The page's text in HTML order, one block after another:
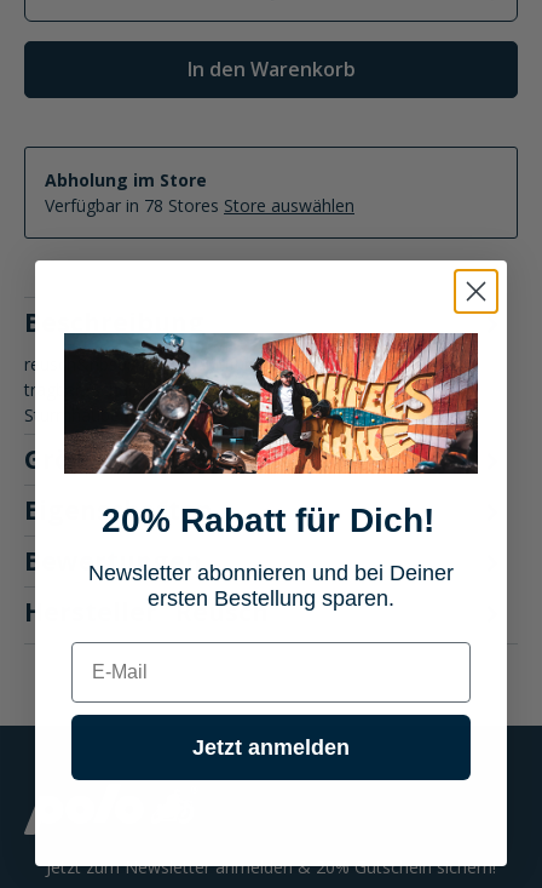
In den Warenkorb
Abholung im Store
Verfügbar in 78 Stores Store auswählen
Beschreibung
reusch&nbsp;Airflow Multifunktionstuch Multifunktional
tragbar (Schal, Kopftuch, Mundschutz, Stirnband,
Sturmhaube, …) D…Mehr
Größentabelle
Eigenschaften
Bewertungen
Hersteller "Reusch"
Jetzt zum Newsletter anmelden & 20% Gutschein sichern!
20% Rabatt für Dich!
Newsletter abonnieren und bei Deiner
ersten Bestellung sparen.
E-mail
Jetzt anmelden